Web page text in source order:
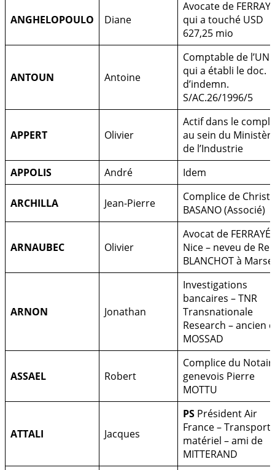
ANGHELOPOULO Diane
Avocate de
qui a touché USD
627,25 mio
ANTOUN Antoine
Comptable de
qui a établi le doc.
d’indemn.
S/AC.26/1996/5
APPERT Olivier
Actif dans le
au sein du
de l’Industrie
APPOLIS
André Idem
ARCHILLA Jean-Pierre
Complice de
BASANO (Associé)
ARNAUBEC Olivier
Avocat de FERRAYÉ
Nice – neveu de
BLANCHOT à
ARNON Jonathan
Investigations
bancaires – TNR
Transnationale
Research – ancien
MOSSAD
ASSAEL Robert
Complice du
genevois Pierre
MOTTU
ATTALI Jacques
PS Président Air
France – Transport
matériel – ami de
MITTERAND